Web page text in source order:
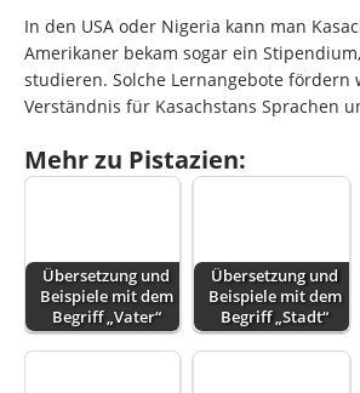
In den USA oder Nigeria kann man
Amerikaner bekam sogar ein
studieren. Solche Lernangebote fördern
Verständnis für Kasachstans Sprachen
Mehr zu Pistazien:
Übersetzung und
Beispiele mit dem
Begriff „Vater“
Übersetzung und
Beispiele mit dem
Begriff „Stadt“